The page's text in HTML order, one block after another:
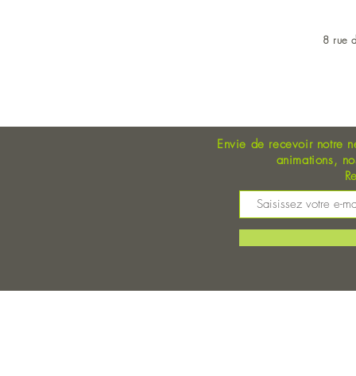
8 rue
Envie de recevoir notre
animations,